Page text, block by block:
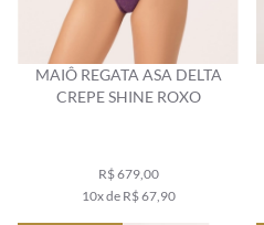
MAIÔ REGATA ASA DELTA
CREPE SHINE ROXO
R$ 679,00
10x de R$ 67,90